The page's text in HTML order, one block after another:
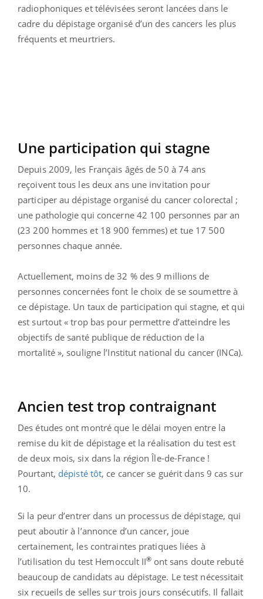
radiophoniques et télévisées seront lancées dans le
cadre du dépistage organisé d’un des cancers les plus
fréquents et meurtriers.
Une participation qui stagne
Depuis 2009, les Français âgés de 50 à 74 ans
reçoivent tous les deux ans une invitation pour
participer au dépistage organisé du cancer colorectal ;
une pathologie qui concerne 42 100 personnes par an
(23 200 hommes et 18 900 femmes) et tue 17 500
personnes chaque année.
Actuellement, moins de 32 % des 9 millions de
personnes concernées font le choix de se soumettre à
ce dépistage. Un taux de participation qui stagne, et qui
est surtout « trop bas pour permettre d’atteindre les
objectifs de santé publique de réduction de la
mortalité », souligne l’Institut national du cancer (INCa).
Ancien test trop contraignant
Des études ont montré que le délai moyen entre la
remise du kit de dépistage et la réalisation du test est
de deux mois, six dans la région Île-de-France !
Pourtant, dépisté tôt, ce cancer se guérit dans 9 cas sur
10.
Si la peur d’entrer dans un processus de dépistage, qui
peut aboutir à l’annonce d’un cancer, joue
certainement, les contraintes pratiques liées à
l’utilisation du test Hemoccult II® ont sans doute rebuté
beaucoup de candidats au dépistage. Le test nécessitait
six recueils de selles sur trois jours consécutifs. Il fallait